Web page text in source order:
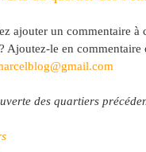
ajouter un commentaire à
Ajoutez-le en commentaire
des quartiers